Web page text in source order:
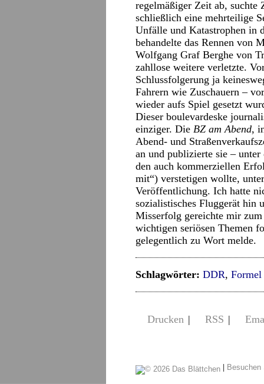
regelmäßiger Zeit ab,
schließlich eine mehrteilige
Unfälle und Katastrophen in
behandelte das Rennen von
Wolfgang Graf Berghe von
zahllose weitere verletzte.
Schlussfolgerung ja
Fahrern wie Zuschauern –
wieder aufs Spiel gesetzt
Dieser boulevardeske
einziger. Die BZ am Abend,
Abend- und
an und publizierte sie –
den auch kommerziellen
mit“) verstetigen wollte,
Veröffentlichung. Ich hatte
sozialistisches Fluggerät hin
Misserfolg gereichte mir
wichtigen seriösen Themen
gelegentlich zu Wort melde.
Schlagwörter: DDR, Formel
Drucken | RSS |
|